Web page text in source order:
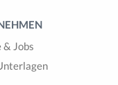
Jobs